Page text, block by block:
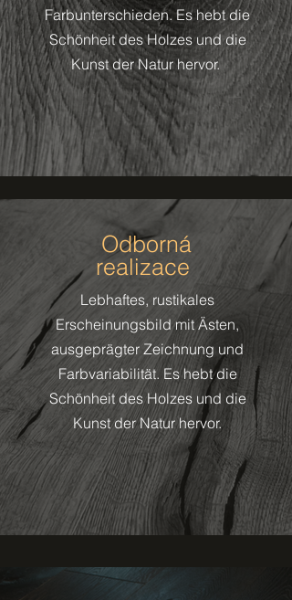
Farbunterschieden. Es hebt die
Schönheit des Holzes und die
Kunst der Natur hervor.
Odborná
realizace
Lebhaftes, rustikales
Erscheinungsbild mit Ästen,
ausgeprägter Zeichnung und
Farbvariabilität. Es hebt die
Schönheit des Holzes und die
Kunst der Natur hervor.